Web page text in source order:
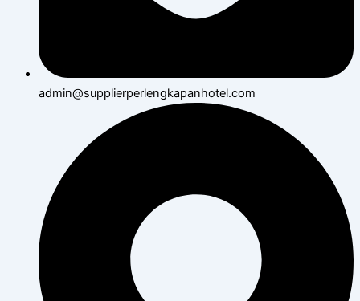
admin@supplierperlengkapanhotel.com